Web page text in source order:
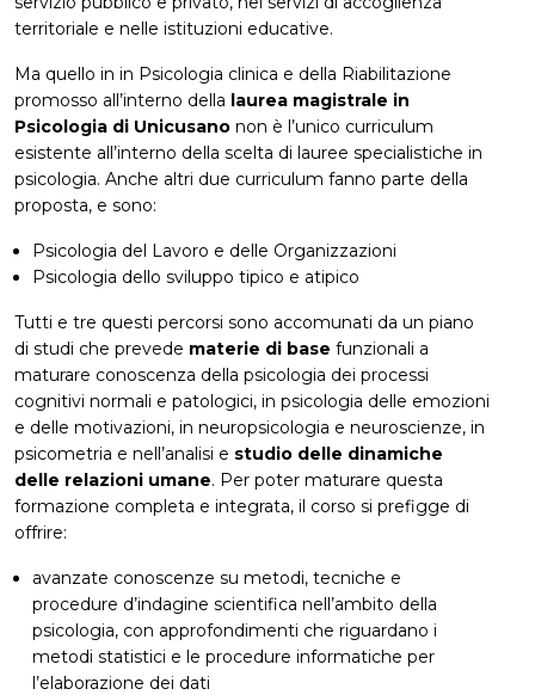
territoriale e nelle istituzioni educative.
Ma quello in in Psicologia clinica e della Riabilitazione
promosso all’interno della laurea magistrale in
Psicologia di Unicusano non è l’unico curriculum
esistente all’interno della scelta di lauree specialistiche in
psicologia. Anche altri due curriculum fanno parte della
proposta, e sono:
Psicologia del Lavoro e delle Organizzazioni
Psicologia dello sviluppo tipico e atipico
Tutti e tre questi percorsi sono accomunati da un piano
di studi che prevede materie di base funzionali a
maturare conoscenza della psicologia dei processi
cognitivi normali e patologici, in psicologia delle emozioni
e delle motivazioni, in neuropsicologia e neuroscienze, in
psicometria e nell’analisi e studio delle dinamiche
delle relazioni umane. Per poter maturare questa
formazione completa e integrata, il corso si prefigge di
offrire:
avanzate conoscenze su metodi, tecniche e
procedure d’indagine scientifica nell’ambito della
psicologia, con approfondimenti che riguardano i
metodi statistici e le procedure informatiche per
l’elaborazione dei dati